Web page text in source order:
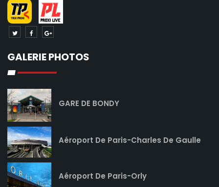
GALERIE PHOTOS
GARE DE BONDY
Aéroport De Paris-Charles De Gaulle
Aéroport De Paris-Orly